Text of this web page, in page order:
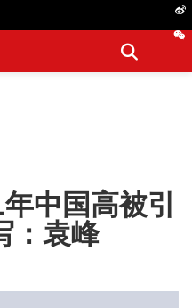
中国高被引
：袁峰